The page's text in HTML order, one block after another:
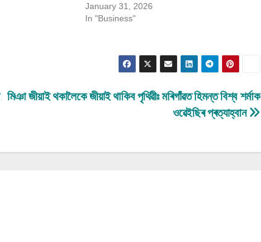
January 31, 2026
In "Business"
মিঞা জীয়াই থকালৈকে জীয়াই থাকিব পৃথিৱীঃ মৰিগাঁৱত হিমন্ত বিশ্ব শৰ্মাক
ওৱেইছিৰ প্ৰত্যাহ্বান